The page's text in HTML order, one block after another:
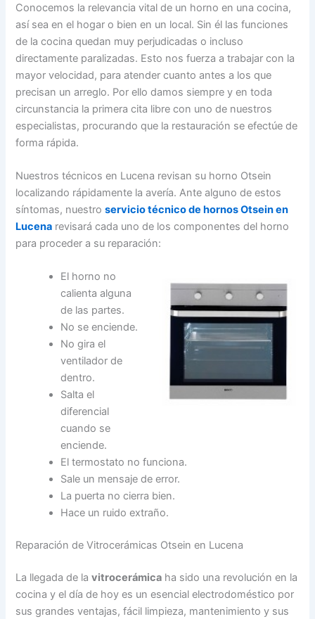
Conocemos la relevancia vital de un horno en una cocina,
así sea en el hogar o bien en un local. Sin él las funciones
de la cocina quedan muy perjudicadas o incluso
directamente paralizadas. Esto nos fuerza a trabajar con la
mayor velocidad, para atender cuanto antes a los que
precisan un arreglo. Por ello damos siempre y en toda
circunstancia la primera cita libre con uno de nuestros
especialistas, procurando que la restauración se efectúe de
forma rápida.
Nuestros técnicos en Lucena revisan su horno Otsein
localizando rápidamente la avería. Ante alguno de estos
síntomas, nuestroservicio técnico de hornos Otsein en
Lucena revisará cada uno de los componentes del horno
para proceder a su reparación:
El horno no
calienta alguna
de las partes.
No se enciende.
No gira el
ventilador de
dentro.
Salta el
diferencial
cuando se
enciende.
El termostato no funciona.
Sale un mensaje de error.
La puerta no cierra bien.
Hace un ruido extraño.
Reparación de Vitrocerámicas Otsein en Lucena
La llegada de lavitrocerámica ha sido una revolución en la
cocina y el día de hoy es un esencial electrodoméstico por
sus grandes ventajas, fácil limpieza, mantenimiento y sus